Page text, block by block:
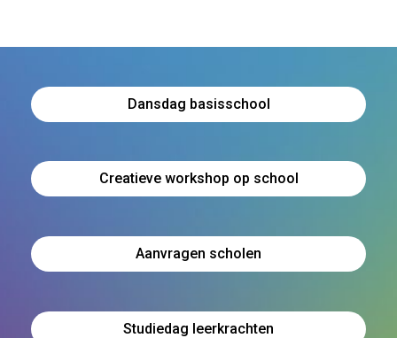
Dansdag basisschool
Creatieve workshop op school
Aanvragen scholen
Studiedag leerkrachten